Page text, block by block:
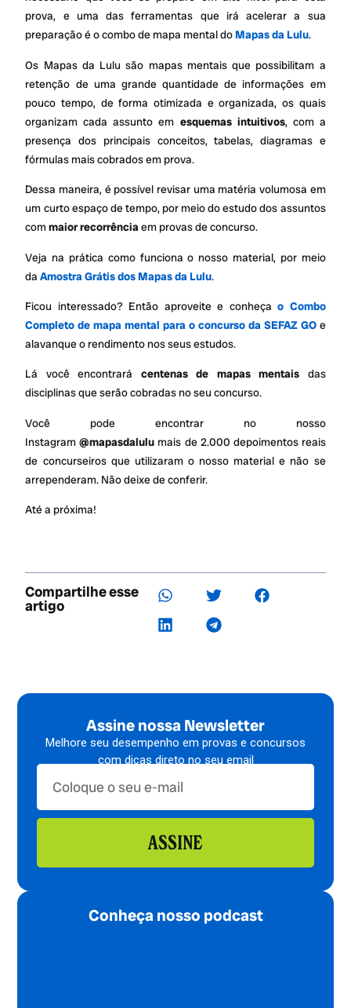
prova, e uma das ferramentas que irá acelerar a sua
preparação é o combo de mapa mental doMapas da Lulu.
Os Mapas da Lulu são mapas mentais que possibilitam a
retenção de uma grande quantidade de informações em
pouco tempo, de forma otimizada e organizada, os quais
organizam cada assunto em esquemas intuitivos, com a
presença dos principais conceitos, tabelas, diagramas e
fórmulas mais cobrados em prova.
Dessa maneira, é possível revisar uma matéria volumosa em
um curto espaço de tempo, por meio do estudo dos assuntos
commaior recorrênciaem provas de concurso.
Veja na prática como funciona o nosso material, por meio
daAmostra Grátis dos Mapas da Lulu.
Ficou interessado? Então aproveite e conheçao Combo
Completo de mapa mental para o concurso da SEFAZ GOe
alavanque o rendimento nos seus estudos.
Lá você encontrará centenas de mapas mentais das
disciplinas que serão cobradas no seu concurso.
Você pode encontrar no nosso
Instagram@mapasdalulu mais de 2.000 depoimentos reais
de concurseiros que utilizaram o nosso material e não se
arrependeram. Não deixe de conferir.
Até a próxima!
Compartilhe esse
artigo
Assine nossa Newsletter
Melhore seu desempenho em provas e concursos
com dicas direto no seu email
ASSINE
Conheça nosso podcast